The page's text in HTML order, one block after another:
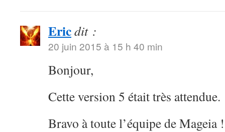
Ericdit :
20 juin 2015 à 15 h 40 min
Bonjour,
Cette version 5 était très attendue.
Bravo à toute l’équipe de Mageia !